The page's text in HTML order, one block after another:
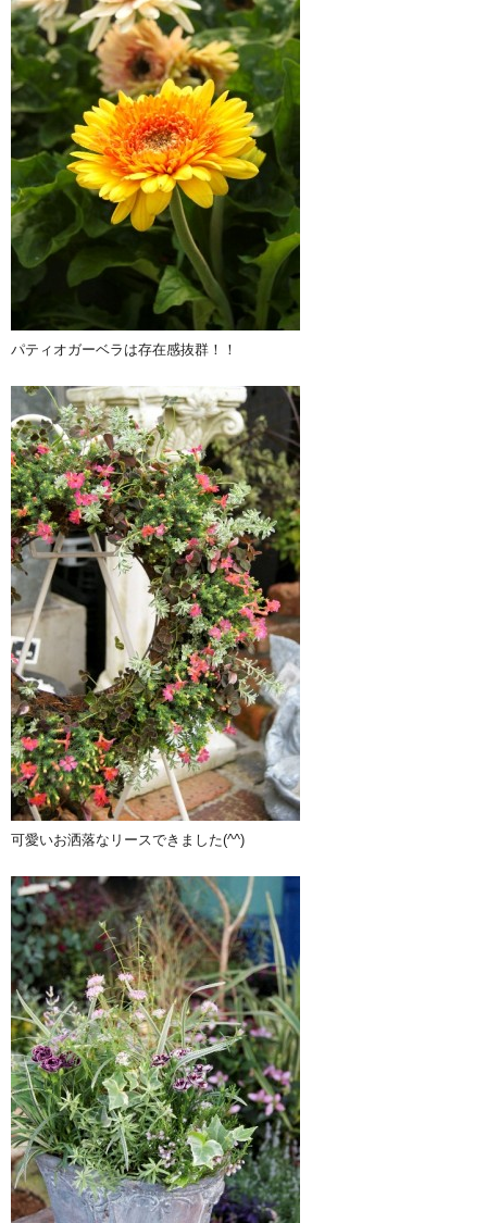
パティオガーベラは存在感抜群！！
可愛いお洒落なリースできました(^^)